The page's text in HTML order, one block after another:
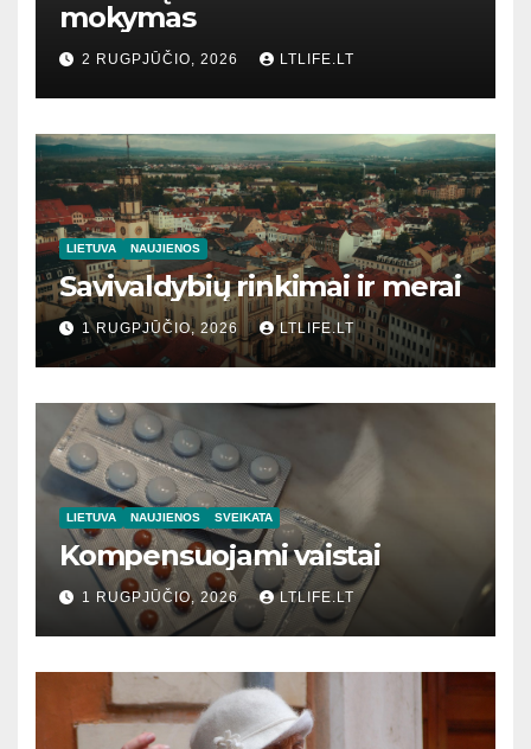
mokymas
2 RUGPJŪČIO, 2026 LTLIFE.LT
LIETUVA NAUJIENOS
Savivaldybių rinkimai ir merai
1 RUGPJŪČIO, 2026 LTLIFE.LT
LIETUVA NAUJIENOS SVEIKATA
Kompensuojami vaistai
1 RUGPJŪČIO, 2026 LTLIFE.LT